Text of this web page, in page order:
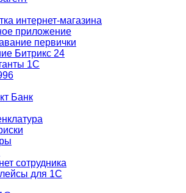
интернет-магазина
приложение
первички
Битрикс 24
1С
Банк
сотрудника
для 1С